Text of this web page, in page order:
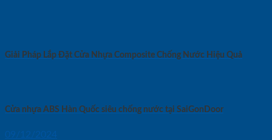
Giải Pháp Lắp Đặt Cửa Nhựa Composite Chống Nước Hiệu Quả
Cửa nhựa ABS Hàn Quốc siêu chống nước tại SaiGonDoor
09/12/2024